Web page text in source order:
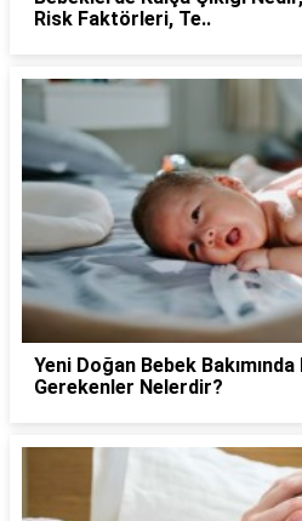
Risk Faktörleri, Te..
Yeni Doğan Bebek
Gerekenler Nelerdir?